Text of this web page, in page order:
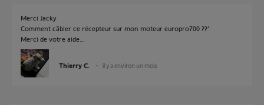
Merci Jacky
Comment câbler ce récepteur sur mon moteur europro700 ??’
Merci de votre aide…
Thierry C. il y a environ un mois